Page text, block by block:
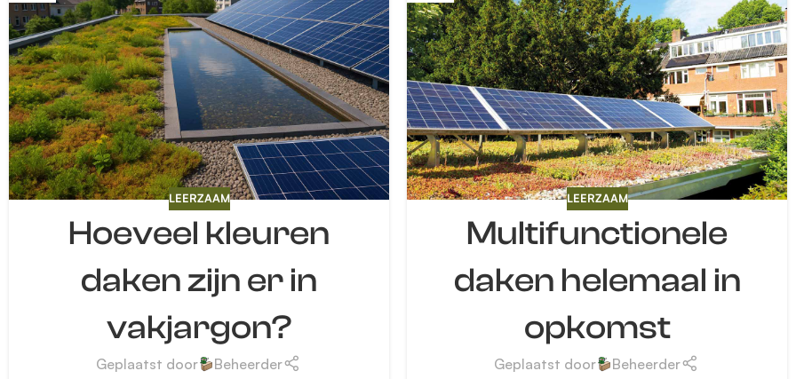
LEERZAAM
Hoeveel kleuren
daken zijn er in
vakjargon?
Geplaatst door Beheerder
LEERZAAM
Multifunctionele
daken helemaal in
opkomst
Geplaatst door Beheerder